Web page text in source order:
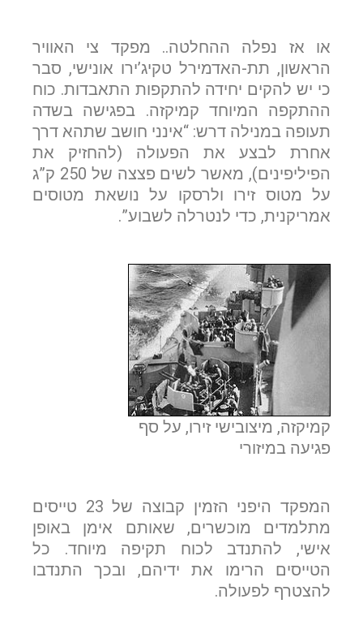
או אז נפלה ההחלטה.. מפקד צי האוויר
הראשון, תת-האדמירל טקיג’ירו אונישי, סבר
כי יש להקים יחידה להתקפות התאבדות. כוח
ההתקפה המיוחד קמיקזה. בפגישה בשדה
תעופה במנילה דרש: “אינני חושב שתהא דרך
אחרת לבצע את הפעולה (להחזיק את
הפיליפינים), מאשר לשים פצצה של 250 ק”ג
על מטוס זירו ולרסקו על נושאת מטוסים
אמריקנית, כדי לנטרלה לשבוע”.
קמיקזה, מיצובישי זירו, על סף
פגיעה במיזורי
המפקד היפני הזמין קבוצה של 23 טייסים
מתלמדים מוכשרים, שאותם אימן באופן
אישי, להתנדב לכוח תקיפה מיוחד. כל
הטייסים הרימו את ידיהם, ובכך התנדבו
להצטרף לפעולה.